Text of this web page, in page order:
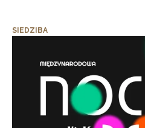
SIEDZIBA